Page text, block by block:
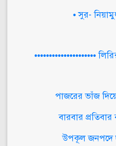
• সুর-
•••••••••••••••••••••
পাজরের ভাঁজ
বারবার
উপকূল জনপদে